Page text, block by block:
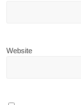
Website